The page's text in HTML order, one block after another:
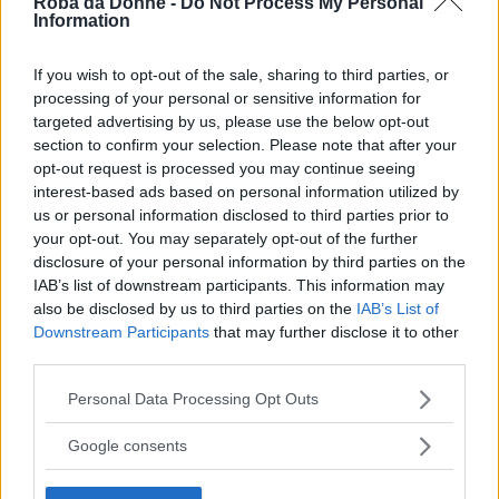
Information
If you wish to opt-out of the sale, sharing to third parties, or
processing of your personal or sensitive information for
targeted advertising by us, please use the below opt-out
section to confirm your selection. Please note that after your
opt-out request is processed you may continue seeing
interest-based ads based on personal information utilized by
us or personal information disclosed to third parties prior to
your opt-out. You may separately opt-out of the further
disclosure of your personal information by third parties on the
IAB’s list of downstream participants. This information may
also be disclosed by us to third parties on the IAB’s List of
Downstream Participants that may further disclose it to other
Please note that this website/app uses one or more Google
not limited to your visit or usage behaviour. You may click to
use your data for below specified purposes in below Google
Personal Data Processing Opt Outs
Google consents
chiedergli quanto lui
ricopre. Altri invece hanno voluto sapere da
lui se conosca il significato diidentità non
binaria o se il fatto di essere femministi renda
meno cristiani.
Come già accaduto in passato, Francesco non ha
esitato a dire la sua anche su questioni che
possono contribuire adallontanare i fedeli
dalla religione, quali la pedofilia che ha
coinvolto alcuni religiosi. E non sono mancati
quesiti che hanno avuto per oggetto questioni